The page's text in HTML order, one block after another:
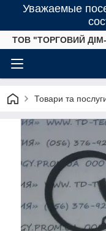
Уважаемые
ТОВ "ТОРГОВИЙ
Товари та